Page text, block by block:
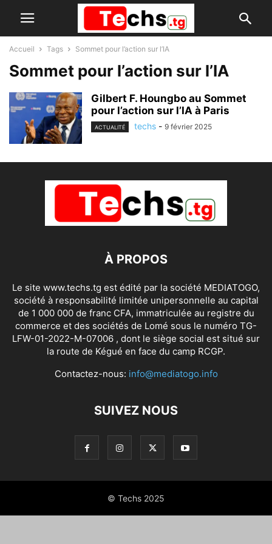
Accueil Tags Sommet pour l’action sur l’IA
Sommet pour l’action sur l’IA
Gilbert F. Houngbo au Sommet
pour l’action sur l’IA à Paris
ACTUALITÉ techs - 9 février 2025
À PROPOS
Le site www.techs.tg est édité par la société MEDIATOGO,
société à responsabilité limitée unipersonnelle au capital
de 1 000 000 de franc CFA, immatriculée au registre du
commerce et des sociétés de Lomé sous le numéro TG-
LFW-01-2022-M-07006 , dont le siège social est situé sur
la route de Kégué en face du camp RCGP.
Contactez-nous: info@mediatogo.info
SUIVEZ NOUS
© Techs 2025